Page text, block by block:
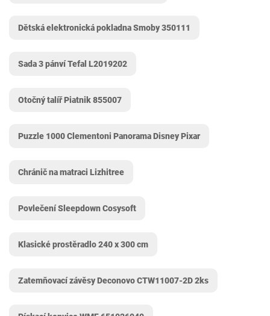
Dětská elektronická pokladna Smoby 350111
Sada 3 pánví Tefal L2019202
Otočný talíř Piatnik 855007
Puzzle 1000 Clementoni Panorama Disney Pixar
Chránič na matraci Lizhitree
Povlečení Sleepdown Cosysoft
Klasické prostěradlo 240 x 300 cm
Zatemňovací závěsy Deconovo CTW11007-2D 2ks